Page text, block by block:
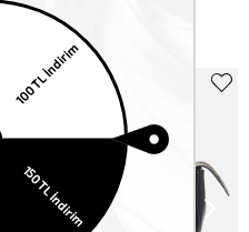
EKLE5
KODUYLA
%5